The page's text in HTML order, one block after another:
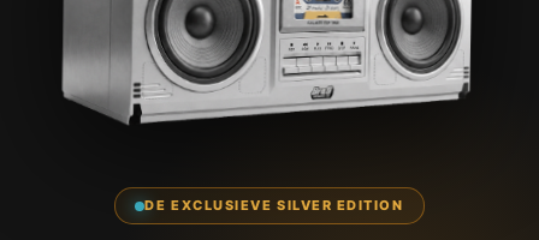
DE EXCLUSIEVE SILVER EDITION